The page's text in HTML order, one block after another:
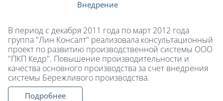
Внедрение
В период с декабря 2011 года по март 2012 года
группа "Лин Консалт" реализовала консультационный
проект по развитию производственной системы ООО
"ПКП Кедр". Повышение производительности и
качества основного производства за счет внедрения
системы Бережливого производства.
Подробнее